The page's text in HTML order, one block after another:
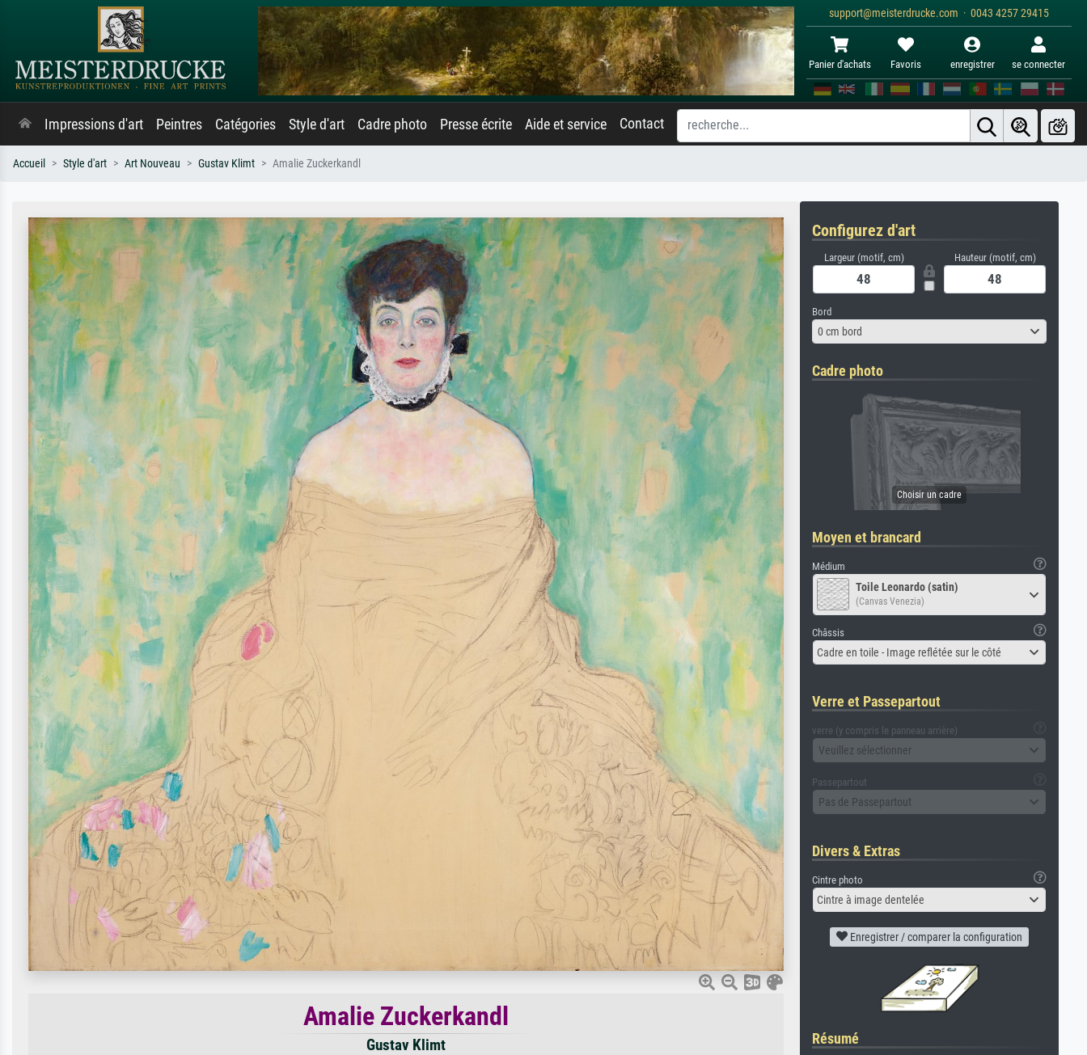
support@meisterdrucke.com · 0043 4257 29415
Panier d'achats Favoris enregistrer se connecter
Impressions d'art Peintres Catégories Style d'art Cadre photo Presse écrite Aide et service Contact
Accueil Style d'art Art Nouveau Gustav Klimt Amalie Zuckerkandl
Amalie Zuckerkandl
Gustav Klimt
Configurez d'art
Largeur (motif, cm) Hauteur (motif, cm)
Bord
0 cm bord
Cadre photo
Moyen et brancard
Médium
Toile Leonardo (satin)
(Canvas Venezia)
Châssis
Cadre en toile - Image reflétée sur le côté
Verre et Passepartout
verre (y compris le panneau arrière)
Veuillez sélectionner
Passepartout
Pas de Passepartout
Divers & Extras
Cintre photo
Cintre à image dentelée
Enregistrer / comparer la configuration
Résumé